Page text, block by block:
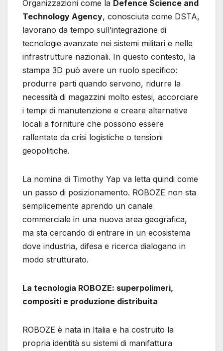
Organizzazioni come la Defence Science and
Technology Agency, conosciuta come DSTA,
lavorano da tempo sull’integrazione di
tecnologie avanzate nei sistemi militari e nelle
infrastrutture nazionali. In questo contesto, la
stampa 3D può avere un ruolo specifico:
produrre parti quando servono, ridurre la
necessità di magazzini molto estesi, accorciare
i tempi di manutenzione e creare alternative
locali a forniture che possono essere
rallentate da crisi logistiche o tensioni
geopolitiche.
La nomina di Timothy Yap va letta quindi come
un passo di posizionamento. ROBOZE non sta
semplicemente aprendo un canale
commerciale in una nuova area geografica,
ma sta cercando di entrare in un ecosistema
dove industria, difesa e ricerca dialogano in
modo strutturato.
La tecnologia ROBOZE: superpolimeri,
compositi e produzione distribuita
ROBOZE è nata in Italia e ha costruito la
propria identità su sistemi di manifattura